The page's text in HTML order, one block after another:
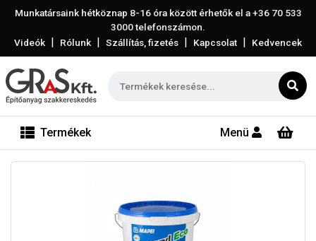
Munkatársaink hétköznap 8-16 óra között érhetők el a+36 70 533
3000telefonszámon.
Videók | Rólunk | Szállítás, fizetés | Kapcsolat | Kedvencek
Termékek Menü